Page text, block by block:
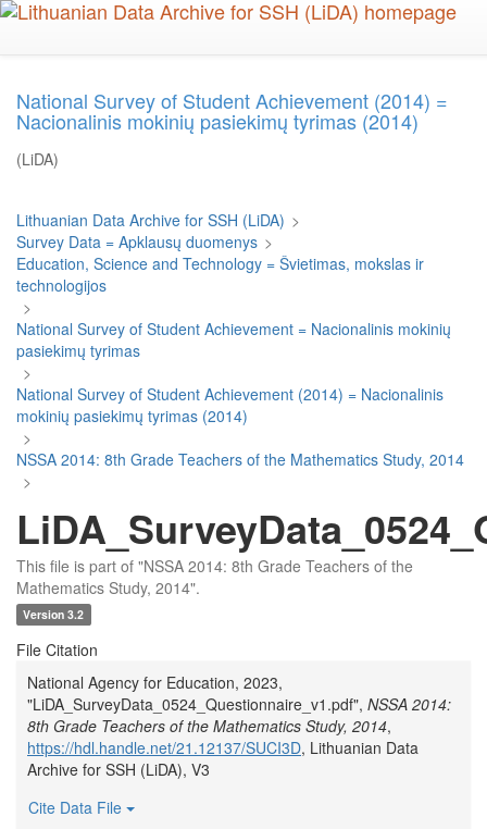
Skip
National Survey of Student Achievement (2014) =
Nacionalinis mokinių pasiekimų tyrimas (2014)
(LiDA)
Lithuanian Data Archive for SSH (LiDA) >
Survey Data = Apklausų duomenys >
Education, Science and Technology = Švietimas, mokslas ir
technologijos
>
National Survey of Student Achievement = Nacionalinis mokinių
pasiekimų tyrimas
>
National Survey of Student Achievement (2014) = Nacionalinis
mokinių pasiekimų tyrimas (2014)
>
NSSA 2014: 8th Grade Teachers of the Mathematics Study, 2014
>
This file is part of "NSSA 2014: 8th Grade Teachers of the
Mathematics Study, 2014".
Version 3.2
File Citation
National Agency for Education, 2023,
"LiDA_SurveyData_0524_Questionnaire_v1.pdf", NSSA 2014:
8th Grade Teachers of the Mathematics Study, 2014,
https://hdl.handle.net/21.12137/SUCI3D, Lithuanian Data
Archive for SSH (LiDA), V3
Cite Data File